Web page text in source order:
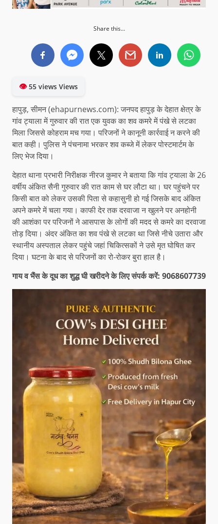
Share this...
👁55 views Views
हापुड़, सीमन (ehapurnews.com): जनपद हापुड़ के देहात क्षेत्र के
गांव ट्याला में गुरुवार की रात एक युवक का शव कमरे में पंखे से लटका
मिला जिससे कोहराम मच गया। परिजनों ने कानूनी कार्रवाई न करने की
बात कही। पुलिस ने पंचनामा भरकर शव कब्जे में लेकर पोस्टमार्टम के
लिए भेज दिया।
देहात थाना प्रभारी निरीक्षक नीरज कुमार ने बताया कि गांव ट्याला के 26
वर्षीय अंकित सैनी गुरुवार की रात काम से घर लौटा था। घर पहुंचने पर
किसी बात को लेकर उसकी पिता से कहासुनी हो गई जिसके बाद अंकित
अपने कमरे में चला गया। काफी देर तक दरवाजा न खुलने पर अनहोनी
की आशंका पर परिजनों ने आसपास के लोगों की मदद से कमरे का दरवाजा
तोड़ दिया। अंदर अंकित का शव पंखे से लटका था जिसे नीचे उतारा और
स्थानीय अस्पताल लेकर पहुंचे जहां चिकित्सकों ने उसे मृत घोषित कर
दिया। घटना के बाद से परिजनों का रो-रोकर बुरा हाल है।
गाय व भैंस के दूध का शुद्ध घी खरीदने के लिए संपर्क करें: 9068607739